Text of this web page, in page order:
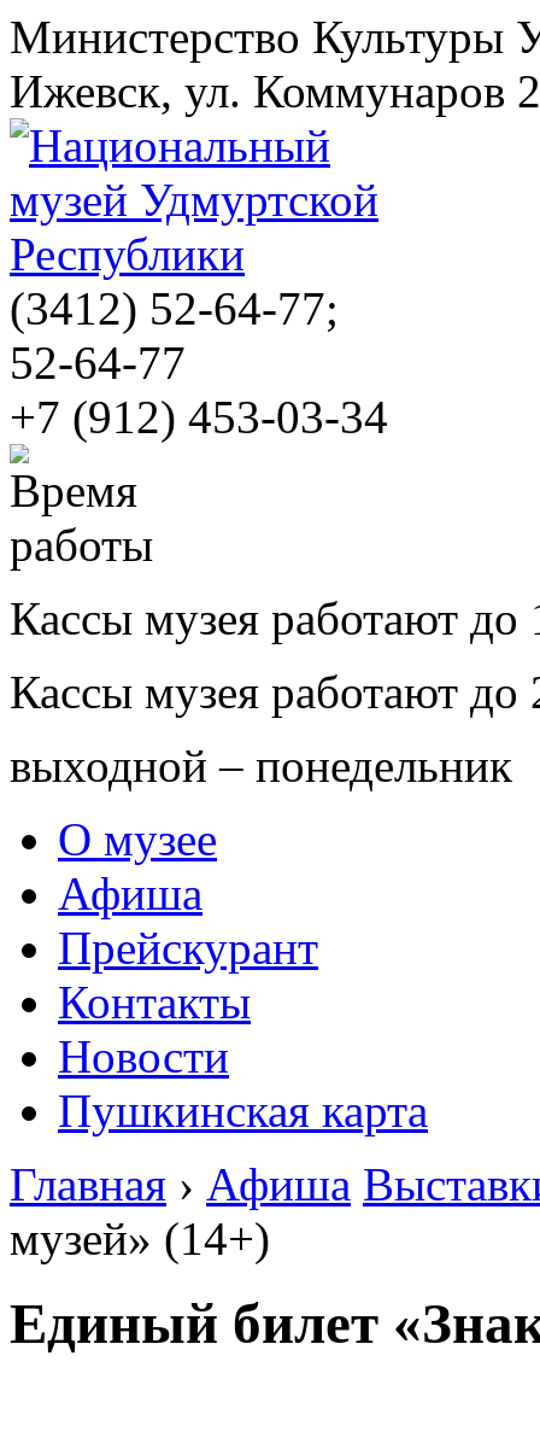
Министерство Культуры
Ижевск, ул. Коммунаров
(3412) 52-64-77;
52-64-77
+7 (912) 453-03-34
Кассы музея работают до
Кассы музея работают
выходной – понедельник
О музее
Афиша
Прейскурант
Контакты
Новости
Пушкинская карта
Главная › Афиша
музей» (14+)
Единый билет